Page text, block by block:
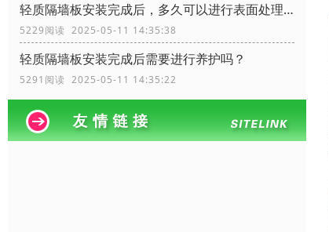
轻质隔墙板安装完成后，多久可以进行表面处理？
5229阅读 2025-05-11 14:35:38
轻质隔墙板安装完成后需要进行养护吗？
5291阅读 2025-05-11 14:35:22